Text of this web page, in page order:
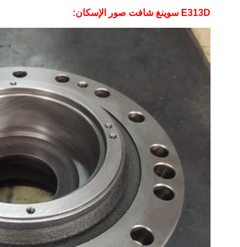
E313D سوينغ شافت صور الإسكان: